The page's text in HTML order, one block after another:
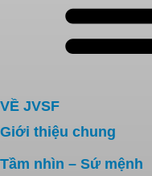
VỀ JVSF
Giới thiệu chung
Tầm nhìn – Sứ mệnh